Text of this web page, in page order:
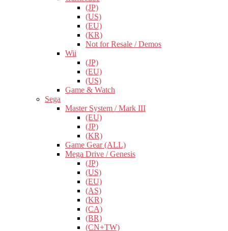
(JP)
(US)
(EU)
(KR)
Not for Resale / Demos
Wii
(JP)
(EU)
(US)
Game & Watch
Sega
Master System / Mark III
(EU)
(JP)
(KR)
Game Gear (ALL)
Mega Drive / Genesis
(JP)
(US)
(EU)
(AS)
(KR)
(CA)
(BR)
(CN+TW)